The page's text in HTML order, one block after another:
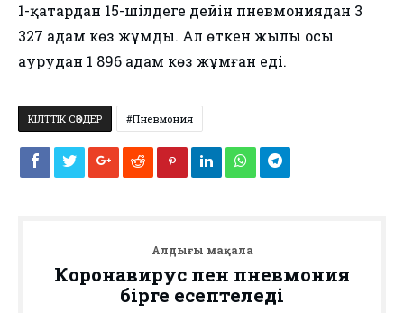
1-қаңтардан 15-шілдеге дейін пневмониядан 3
327 адам көз жұмды. Ал өткен жылы осы
аурудан 1 896 адам көз жұмған еді.
КІЛТТІК СӨЗДЕР Пневмония
Алдыңғы мақала
Коронавирус пен пневмония
бірге есептеледі